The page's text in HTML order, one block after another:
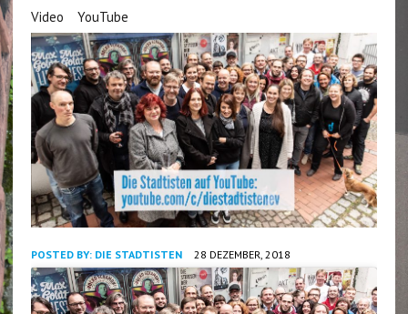
Video
YouTube
POSTED BY: DIE STADTISTEN 28 DEZEMBER, 2018